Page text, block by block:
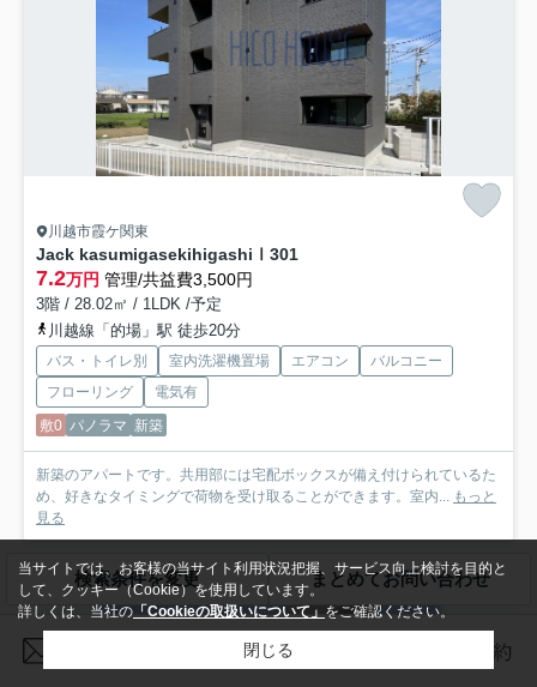
川越市霞ケ関東
Jack kasumigasekihigashiⅠ 301
7.2万円 管理/共益費3,500円
3階 / 28.02㎡ / 1LDK /予定
川越線「的場」駅 徒歩20分
バス・トイレ別 室内洗濯機置場 エアコン
バルコニー
フローリング
電気有
敷0 パノラマ 新築
新築のアパートです。共用部には宅配ボックスが備え付けられているた
め、好きなタイミングで荷物を受け取ることができます。室内...
もっと
見る
アパート
検索条件を変更 まとめてお問い合わせ
当サイトでは、お客様の当サイト利用状況把握、サービス向上検討を目的と
して、クッキー（Cookie）を使用しています。
詳しくは、当社の 「Cookieの取扱いについて」 をご確認ください。
閉じる